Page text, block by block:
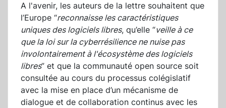
A l'avenir, les auteurs de la lettre souhaitent que
l’Europe “reconnaisse les caractéristiques
uniques des logiciels libres, qu’elle “veille à ce
que la loi sur la cyberrésilience ne nuise pas
involontairement à l'écosystème des logiciels
libres” et que la communauté open source soit
consultée au cours du processus colégislatif
avec la mise en place d’un mécanisme de
dialogue et de collaboration continus avec les